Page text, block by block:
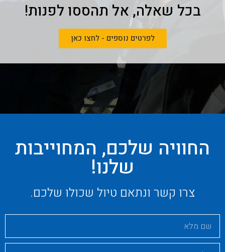
בכל שאלה, אל תהססו לפנות!
לפרטים נוספים - לחצו כאן
החוויה שלכם, המחוייבות
שלנו!
צרו קשר ונתאם טיול שכולו שלכם.